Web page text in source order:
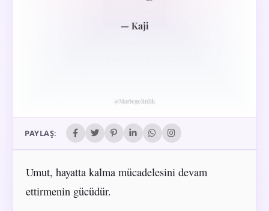
PAYLAŞ:
Umut, hayatta kalma mücadelesini devam
ettirmenin gücüdür.